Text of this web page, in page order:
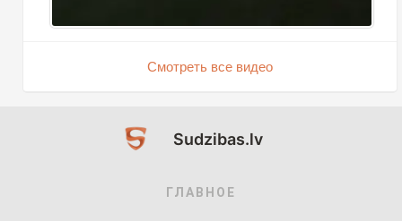
Смотреть все видео
Sudzibas.lv
ГЛАВНОЕ